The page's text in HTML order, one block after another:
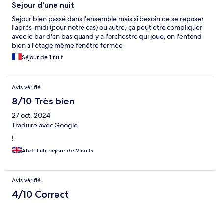
Sejour d'une nuit
Sejour bien passé dans l'ensemble mais si besoin de se reposer
l'après-midi (pour notre cas) ou autre, ça peut etre compliquer
avec le bar d'en bas quand y a l'orchestre qui joue, on l'entend
bien a l'étage même fenêtre fermée
Séjour de 1 nuit
Avis vérifié
8/10 Très bien
27 oct. 2024
Traduire avec Google
!
Abdullah, séjour de 2 nuits
Avis vérifié
4/10 Correct